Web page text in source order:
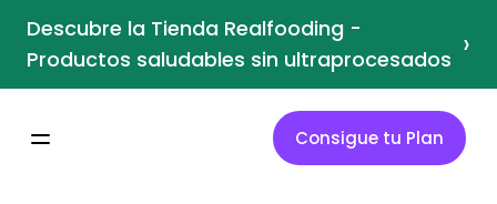
Descubre la Tienda Realfooding -
Productos saludables sin ultraprocesados ›
Consigue tu Plan